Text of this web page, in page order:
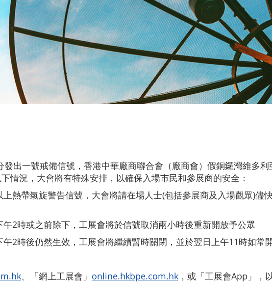
出一號戒備信號，香港中華廠商聯合會（廠商會）假銅鑼灣維多
情況，大會將有特殊安排，以確保入場市民和參展商的安全：
熱帶氣旋警告信號，大會將請在場人士(包括參展商及入場觀眾)儘
2時或之前除下，工展會將於信號取消兩小時後重新開放予公眾
2時後仍然生效，工展會將繼續暫時關閉，並於翌日上午11時如常
、「網上工展會」 online.hkbpe.com.hk ，或「工展會App」，